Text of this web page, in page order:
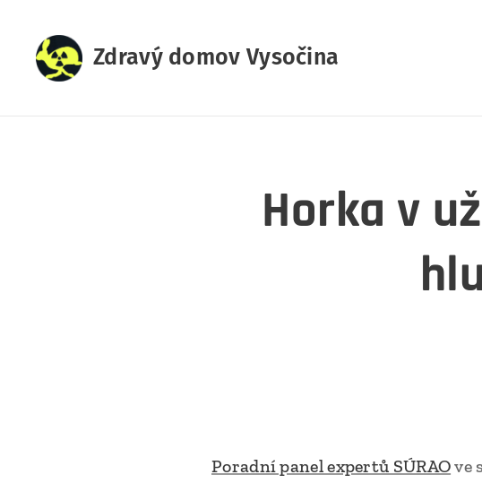
Zdravý domov Vysočina
Horka v
Poradní panel expertů SÚRAOve